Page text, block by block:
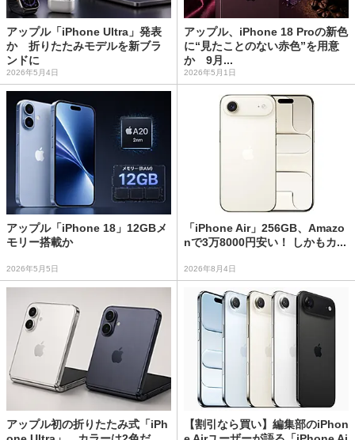
アップル「iPhone Ultra」発表
か 折りたたみモデルを新ブラ
ンドに
2026年5月4日
アップル、iPhone 18 Proの新色
に“見たことのない赤色”を用意
か 9月...
2026年5月1日
アップル「iPhone 18」12GBメ
モリー搭載か
2026年5月5日
「iPhone Air」256GB、Amazo
nで3万8000円安い！ しかもカ...
2026年8月4日
アップル初の折りたたみ式「iPh
【割引なら買い】編集部のiPhon